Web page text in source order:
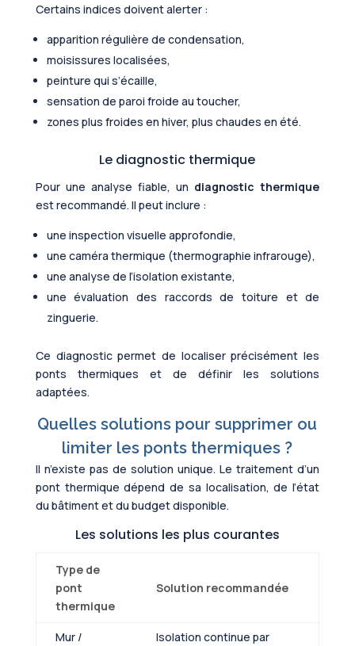
Certains indices doivent alerter :
apparition régulière de condensation,
moisissures localisées,
peinture qui s’écaille,
sensation de paroi froide au toucher,
zones plus froides en hiver, plus chaudes en été.
Le diagnostic thermique
Pour une analyse fiable, un diagnostic thermique
est recommandé. Il peut inclure :
une inspection visuelle approfondie,
une caméra thermique (thermographie infrarouge),
une analyse de l’isolation existante,
une évaluation des raccords de toiture et de
zinguerie.
Ce diagnostic permet de localiser précisément les
ponts thermiques et de définir les solutions
adaptées.
Quelles solutions pour supprimer ou
limiter les ponts thermiques ?
Il n’existe pas de solution unique. Le traitement d’un
pont thermique dépend de sa localisation, de l’état
du bâtiment et du budget disponible.
Les solutions les plus courantes
Type de
pont
thermique
Solution recommandée
Mur /
Isolation continue par